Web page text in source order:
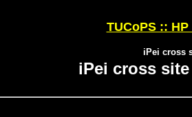
TUCoPS ::
iPei cross
iPei cross